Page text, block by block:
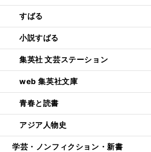
すばる
小説すばる
集英社 文芸ステーション
web 集英社文庫
青春と読書
アジア人物史
学芸・ノンフィクション・新書